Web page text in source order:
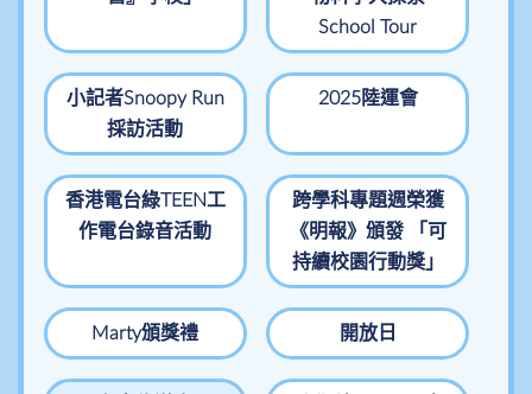
School Tour
小記者Snoopy Run
採訪活動
2025陸運會
香港電台綠TEEN工
作電台錄音活動
跨學科專題週榮獲
《明報》頒發 「可
持續校園行動獎」
Marty頒獎禮 開放日